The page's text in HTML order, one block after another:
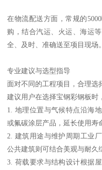
在物流配送方面，常规的
购，结合汽运、火运、海运
全、及时、准确送至项目现场。
专业建议与选型指导
面对不同的工程项目，合理选
建议用户在选择宝钢彩钢板时
1. 地理位置与气候特点沿海
或氟碳涂层产品，延长使用寿
2. 建筑用途与维护周期工业
公共建筑则可结合美观与耐久
3. 荷载要求与结构设计根据